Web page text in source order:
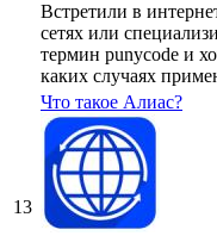
Встретили в
сетях или
термин punycode и
каких случаях
13
Что такое Алиас?